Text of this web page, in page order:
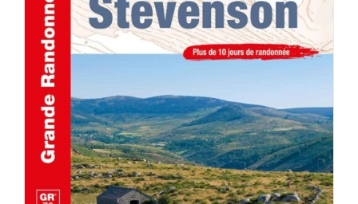
AJOUTER AU PANIER / DÉTAILS